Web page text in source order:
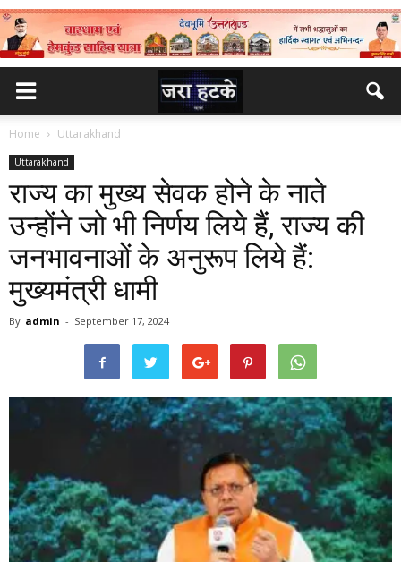
Home Uttarakhand
Uttarakhand
राज्य का मुख्य सेवक होने के नाते
उन्होंने जो भी निर्णय लिये हैं, राज्य की
जनभावनाओं के अनुरूप लिये हैं:
मुख्यमंत्री धामी
By admin - September 17, 2024